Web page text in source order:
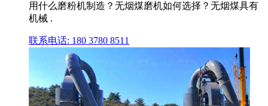
用什么磨粉机制造？无烟煤磨机如何选择？无烟煤具有
机械 .
联系电话: 180 3780 8511